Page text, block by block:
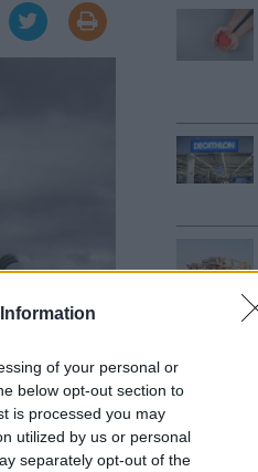
of your personal or
below opt-out section to
is processed you may
utilized by us or personal
separately opt-out of the